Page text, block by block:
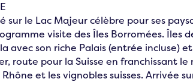
le Lac Majeur célèbre pour ses
visite des Îles Borromées. Îles
avec son riche Palais (entrée incluse) et
route pour la Suisse en franchissant le
et les vignobles suisses. Arrivée